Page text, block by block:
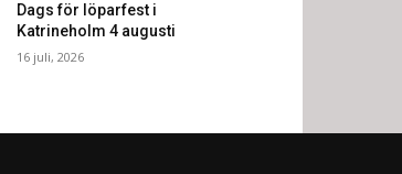
Dags för löparfest i
Katrineholm 4 augusti
16 juli, 2026